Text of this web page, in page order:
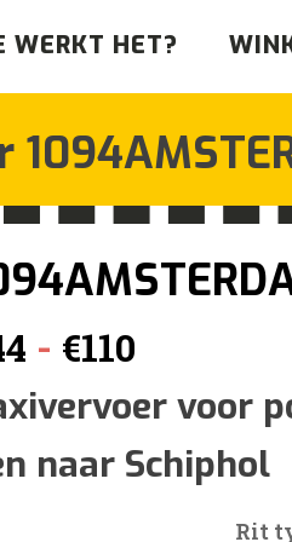
WERKT HET?
- €110
€44
tot
voor
naar Schiphol
Rit